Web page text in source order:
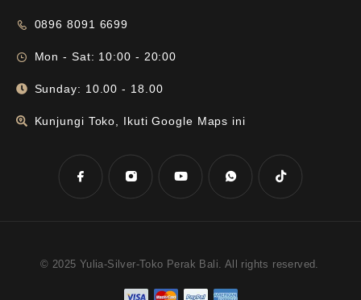
0896 8091 6699
Mon - Sat: 10:00 - 20:00
Sunday: 10.00 - 18.00
Kunjungi Toko, Ikuti Google Maps ini
© 2025 Yulia-Silver-Toko Perak Bali. All rights reserved.